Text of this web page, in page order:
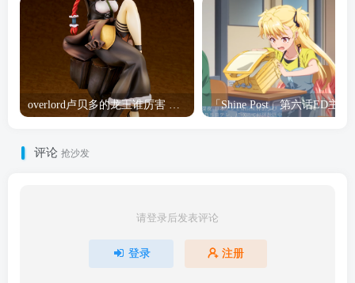
评论 抢沙发
请登录后发表评论
登录 注册